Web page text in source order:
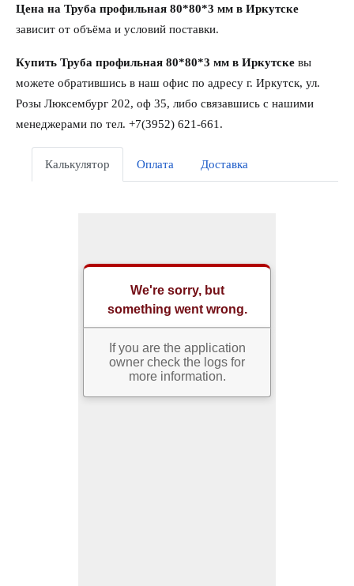
Цена на Труба профильная 80*80*3 мм в Иркутске
зависит от объёма и условий поставки.
Купить Труба профильная 80*80*3 мм в Иркутске вы
можете обратившись в наш офис по адресу г. Иркутск, ул.
Розы Люксембург 202, оф 35, либо связавшись с нашими
менеджерами по тел. +7(3952) 621-661.
Калькулятор Оплата Доставка